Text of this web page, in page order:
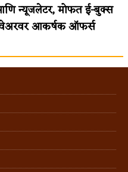
न्यूजलेटर, मोफत ई-बुक्स
आकर्षक ऑफर्स